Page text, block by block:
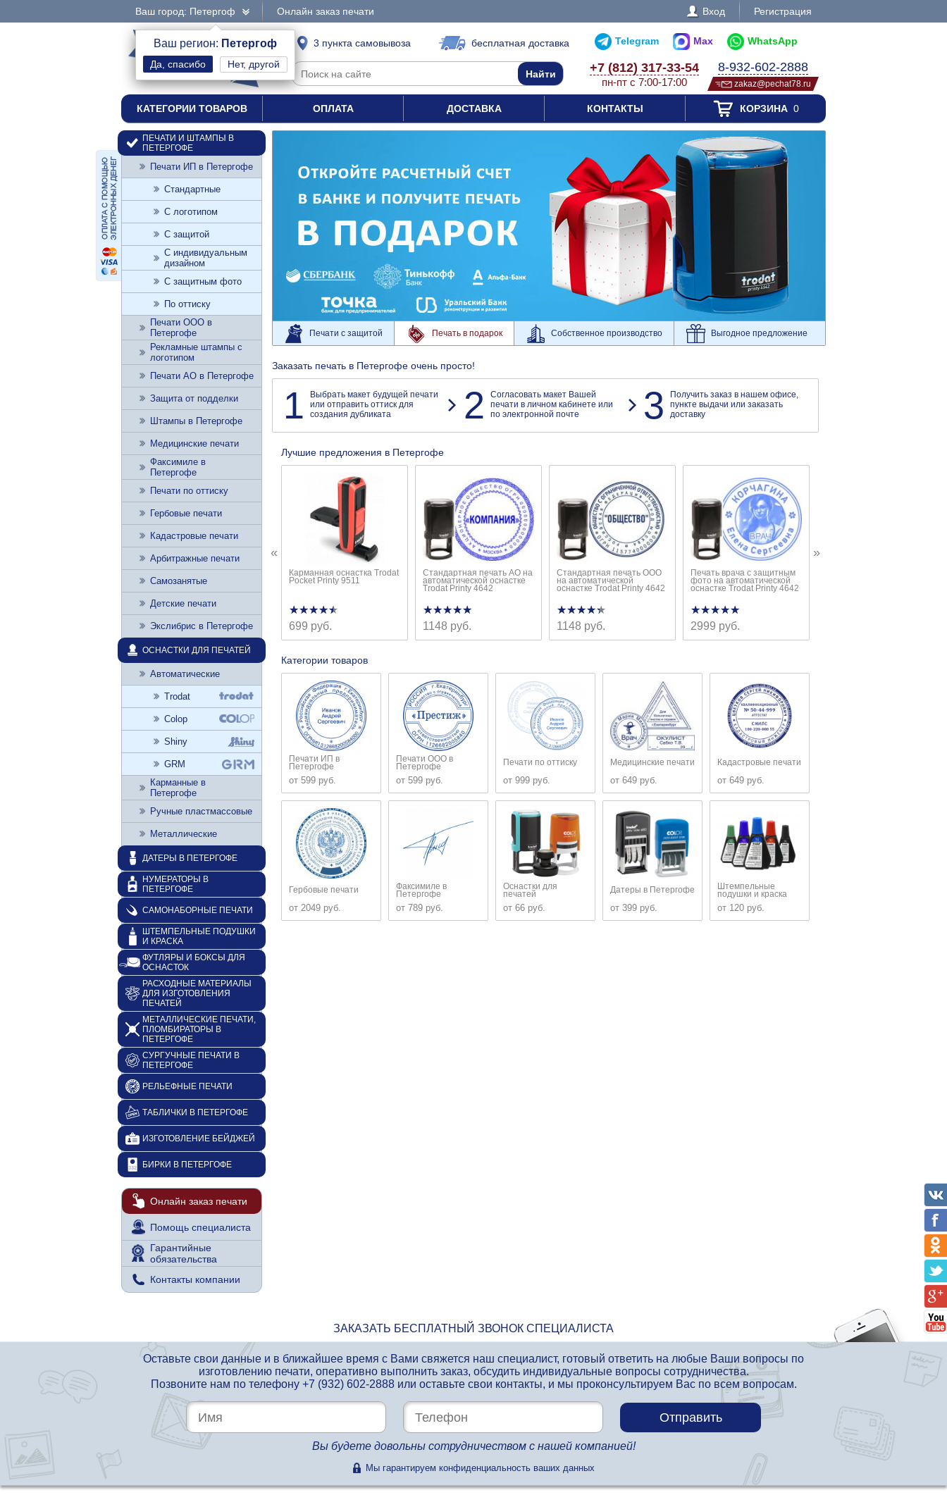
Ваш город: Петергоф
Ваш регион: Петергоф
Нет, другой
Онлайн заказ печати Вход Регистрация
интернет-магазин 3 пункта самовывоза бесплатная доставка Telegram Max WhatsApp
+7 (812) 317-33-54
пн-пт с 7:00-17:00
8-932-602-2888
zakaz@pechat78.ru
КАТЕГОРИИ ТОВАРОВ ОПЛАТА ДОСТАВКА КОНТАКТЫ КОРЗИНА0
Печати с защитой Печать в подарок Собственное производство Выгодное предложение
Заказать печать в Петергофе очень просто!
1
Выбрать макет будущей печати
или отправить оттиск для
создания дубликата
2
Согласовать макет Вашей
печати в личном кабинете или
по электронной почте
3
Получить заказ в нашем офисе,
пункте выдачи или заказать
доставку
Лучшие предложения в Петергофе
Карманная оснастка Trodat
Pocket Printy 9511
★★★★★
★★★★★
699 руб.
Стандартная печать АО на
автоматической оснастке
Trodat Printy 4642
★★★★★
★★★★★
1148 руб.
Стандартная печать ООО
на автоматической
оснастке Trodat Printy 4642
★★★★★
★★★★★
1148 руб.
Печать врача с защитным
фото на автоматической
оснастке Trodat Printy 4642
★★★★★
★★★★★
2999 руб.
« »
Категории товаров
Печати ИП в
Петергофе
от 599 руб.
Печати ООО в
Петергофе
от 599 руб.
Печати по оттиску
от 999 руб.
Медицинские печати
от 649 руб.
Кадастровые печати
от 649 руб.
Гербовые печати
от 2049 руб.
Факсимиле в
Петергофе
от 789 руб.
Оснастки для
печатей
от 66 руб.
Датеры в Петергофе
от 399 руб.
Штемпельные
подушки и краска
от 120 руб.
ПЕЧАТИ И ШТАМПЫ В
ПЕТЕРГОФЕ
Печати ИП в Петергофе
Стандартные
С логотипом
С защитой
С индивидуальным
дизайном
С защитным фото
По оттиску
Печати ООО в
Петергофе
Рекламные штампы с
логотипом
Печати АО в Петергофе
Защита от подделки
Штампы в Петергофе
Медицинские печати
Факсимиле в
Петергофе
Печати по оттиску
Гербовые печати
Кадастровые печати
Арбитражные печати
Самозанятые
Детские печати
Экслибрис в Петергофе
ОСНАСТКИ ДЛЯ ПЕЧАТЕЙ
Автоматические
Trodat
Colop
Shiny
GRM
Карманные в
Петергофе
Ручные пластмассовые
Металлические
ДАТЕРЫ В ПЕТЕРГОФЕ
НУМЕРАТОРЫ В
ПЕТЕРГОФЕ
САМОНАБОРНЫЕ ПЕЧАТИ
ШТЕМПЕЛЬНЫЕ ПОДУШКИ
И КРАСКА
ФУТЛЯРЫ И БОКСЫ ДЛЯ
ОСНАСТОК
РАСХОДНЫЕ МАТЕРИАЛЫ
ДЛЯ ИЗГОТОВЛЕНИЯ
ПЕЧАТЕЙ
МЕТАЛЛИЧЕСКИЕ ПЕЧАТИ,
ПЛОМБИРАТОРЫ В
ПЕТЕРГОФЕ
СУРГУЧНЫЕ ПЕЧАТИ В
ПЕТЕРГОФЕ
РЕЛЬЕФНЫЕ ПЕЧАТИ
ТАБЛИЧКИ В ПЕТЕРГОФЕ
ИЗГОТОВЛЕНИЕ БЕЙДЖЕЙ
БИРКИ В ПЕТЕРГОФЕ
Онлайн заказ печати
Помощь специалиста
Гарантийные
обязательства
Контакты компании
ЗАКАЗАТЬ БЕСПЛАТНЫЙ ЗВОНОК СПЕЦИАЛИСТА
Оставьте свои данные и в ближайшее время с Вами свяжется наш специалист, готовый ответить на любые Ваши вопросы по
изготовлению печати, оперативно выполнить заказ, обсудить индивидуальные вопросы сотрудничества.
Позвоните нам по телефону +7 (932) 602-2888или оставьте свои контакты, и мы проконсультируем Вас по всем вопросам.
Вы будете довольны сотрудничеством с нашей компанией!
Мы гарантируем конфиденциальность ваших данных